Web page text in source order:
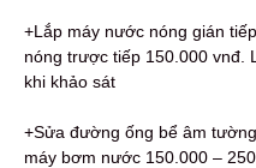
+Lắp máy nước nóng gián
nóng trược tiếp 150.000 vnđ.
khi khảo sát
+Sửa đường ống bể âm
máy bơm nước 150.000 –